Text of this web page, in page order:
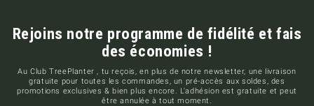
Rejoins notre programme de fidélité et fais
des économies !
Au Club TreePlanter , tu reçois, en plus de notre newsletter, une livraison
gratuite pour toutes les commandes, un pré-accès aux soldes, des
promotions exclusives & bien plus encore. L'adhésion est gratuite et peut
être annulée à tout moment.